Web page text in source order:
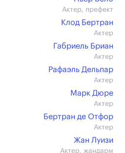
Актер, префект
Клод Бертран
Актер
Габриель Бриан
Актер
Рафаэль Дельпар
Актер
Марк Дюре
Актер
Бертран де Отфор
Актер
Жан Луизи
Актер, жандарм